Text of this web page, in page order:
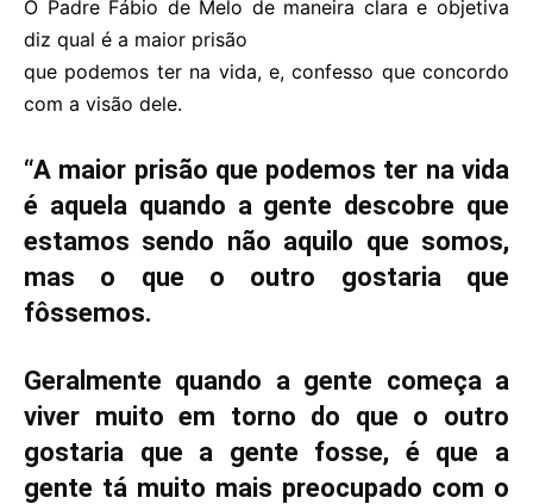
O Padre Fábio de Melo de maneira clara e objetiva
diz qual é a maior prisão
que podemos ter na vida, e, confesso que concordo
com a visão dele.
“A maior prisão que podemos ter na vida
é aquela quando a gente descobre que
estamos sendo não aquilo que somos,
mas o que o outro gostaria que
fôssemos.
Geralmente quando a gente começa a
viver muito em torno do que o outro
gostaria que a gente fosse, é que a
gente tá muito mais preocupado com o